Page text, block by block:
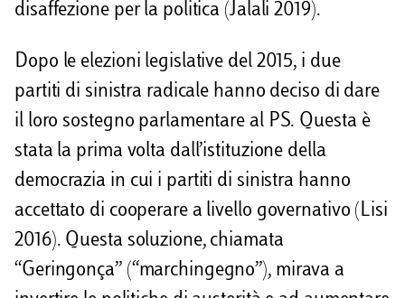
disaffezione per la politica (Jalali 2019).
Dopo le elezioni legislative del 2015, i due
partiti di sinistra radicale hanno deciso di dare
il loro sostegno parlamentare al PS. Questa è
stata la prima volta dall’istituzione della
democrazia in cui i partiti di sinistra hanno
accettato di cooperare a livello governativo (Lisi
2016). Questa soluzione, chiamata
“Geringonça” (“marchingegno”), mirava a